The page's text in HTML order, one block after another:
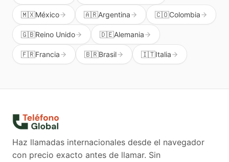
🇲🇽México 🇦🇷Argentina 🇨🇴Colombia
🇬🇧Reino Unido 🇩🇪Alemania
🇫🇷Francia 🇧🇷Brasil 🇮🇹Italia
Haz llamadas internacionales desde el navegador
con precio exacto antes de llamar. Sin